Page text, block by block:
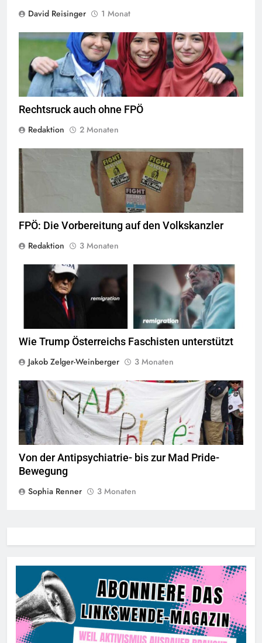
David Reisinger
1 Monat
Das Kopftuchverbot hat nur den Zweck Muslime zu stigmatisieren,
Quelle©CC-BY-2.0
Rechtsruck auch ohne FPÖ
Redaktion
2 Monaten
© linkswende.org, CC-BY-SA-1.0
FPÖ: Die Vorbereitung auf den Volkskanzler
Redaktion
3 Monaten
screenshot © Kontrast
Wie Trump Österreichs Faschisten unterstützt
Jakob Zelger-Weinberger
3 Monaten
© Mad Pride
Von der Antipsychiatrie- bis zur Mad Pride-
Bewegung
Sophia Renner
3 Monaten